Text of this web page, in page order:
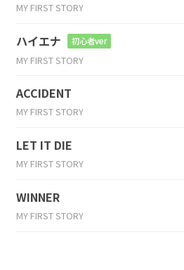
MY FIRST STORY
ハイエナ 初心者ver
MY FIRST STORY
ACCIDENT
MY FIRST STORY
LET IT DIE
MY FIRST STORY
WINNER
MY FIRST STORY